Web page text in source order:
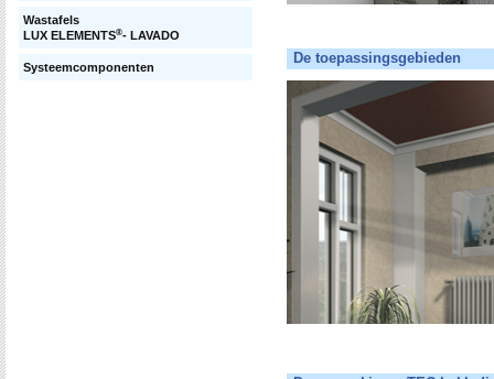
Wastafels
LUX ELEMENTS®- LAVADO
Systeemcomponenten
De toepassingsgebieden